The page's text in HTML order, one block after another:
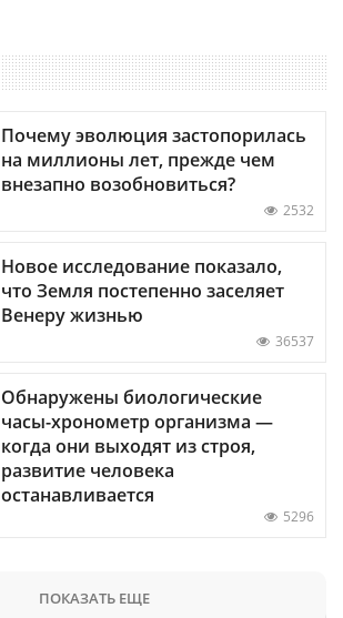
Почему эволюция застопорилась
на миллионы лет, прежде чем
внезапно возобновиться?
2532
Новое исследование показало,
что Земля постепенно заселяет
Венеру жизнью
36537
Обнаружены биологические
часы-хронометр организма —
когда они выходят из строя,
развитие человека
останавливается
5296
ПОКАЗАТЬ ЕЩЕ